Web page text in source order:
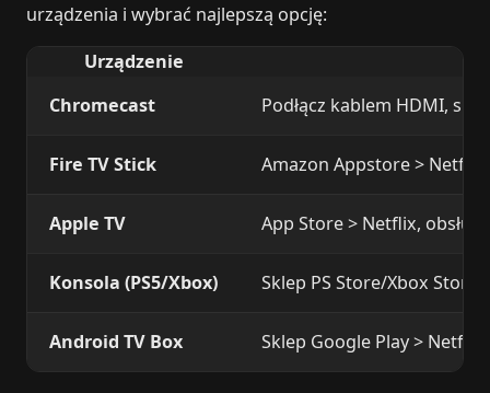
urządzenia i wybrać najlepszą opcję:
Urządzenie
Chromecast
Podłącz kablem HDMI,
Fire TV Stick Amazon Appstore >
Apple TV App Store > Netflix,
Konsola (PS5/Xbox) Sklep PS Store/Xbox
Android TV Box Sklep Google Play > Netflix.